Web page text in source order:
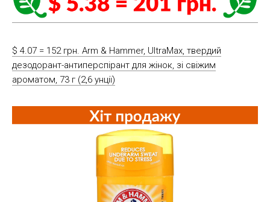
$ 4.07 = 152 грн. Arm & Hammer, UltraMax, твердий
дезодорант-антиперспірант для жінок, зі свіжим
ароматом, 73 г (2,6 унції)